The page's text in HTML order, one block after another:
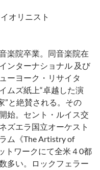
オリニスト
楽院卒業。同音楽院在
ンターナショナル 及び
ーヨーク・リサイタ
ムズ紙上“卓越した演
”と絶賛される。その
始。セント・ルイス交
ズエラ国立オーケスト
ム《The Artistry of
トワークにて全米４0都
多い。ロックフェラー